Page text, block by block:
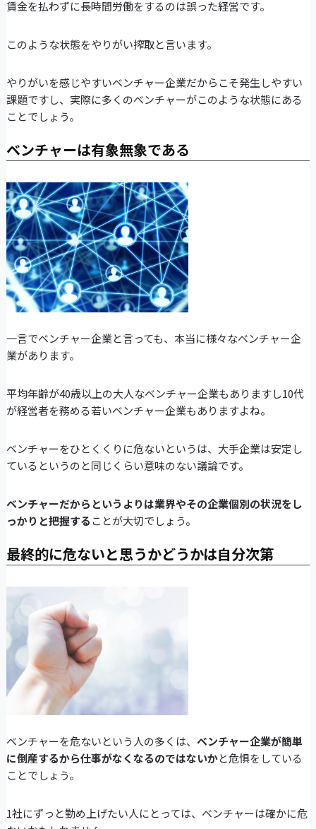
賃金を払わずに長時間労働をするのは誤った経営です。
このような状態をやりがい搾取と言います。
やりがいを感じやすいベンチャー企業だからこそ発生しやすい
課題ですし、実際に多くのベンチャーがこのような状態にある
ことでしょう。
ベンチャーは有象無象である
一言でベンチャー企業と言っても、本当に様々なベンチャー企
業があります。
平均年齢が40歳以上の大人なベンチャー企業もありますし10代
が経営者を務める若いベンチャー企業もありますよね。
ベンチャーをひとくくりに危ないというは、大手企業は安定し
ているというのと同じくらい意味のない議論です。
ベンチャーだからというよりは業界やその企業個別の状況をし
っかりと把握することが大切でしょう。
最終的に危ないと思うかどうかは自分次第
ベンチャーを危ないという人の多くは、 ベンチャー企業が簡単
に倒産するから仕事がなくなるのではないかと危惧をしている
ことでしょう。
1社にずっと勤め上げたい人にとっては、ベンチャーは確かに危